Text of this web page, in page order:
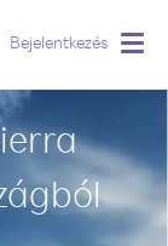
Bejelentkezés